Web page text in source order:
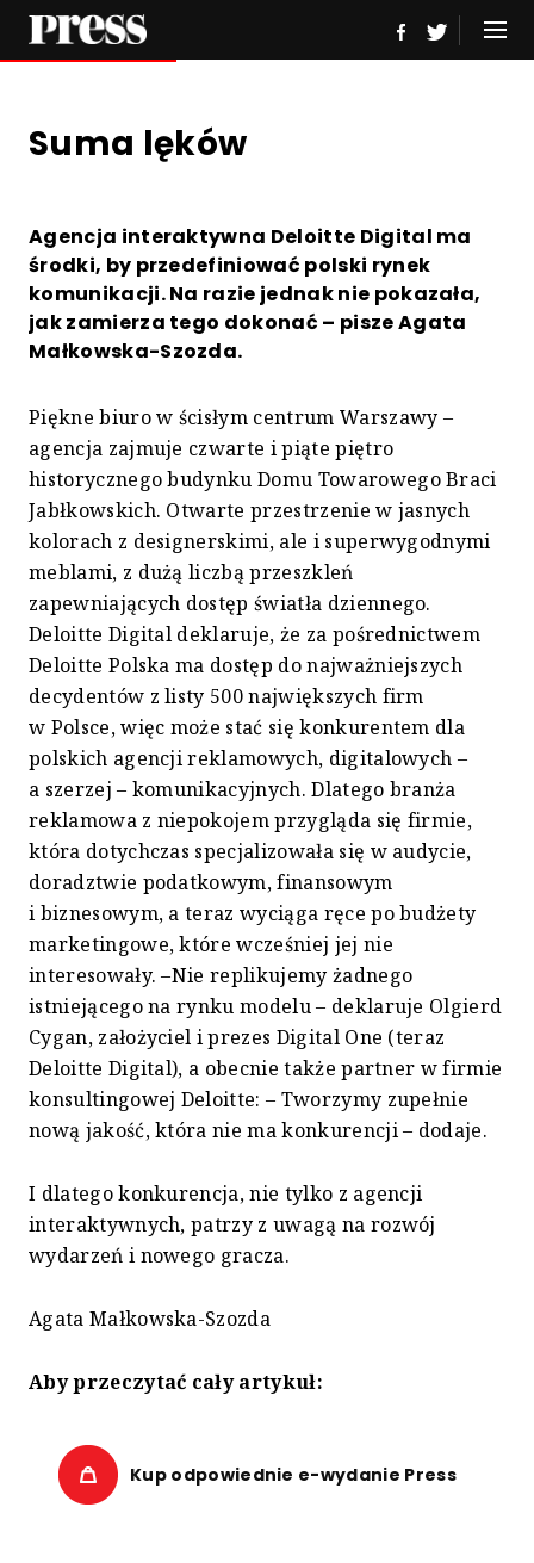
Suma lęków
Agencja interaktywna Deloitte Digital ma
środki, by przedefiniować polski rynek
komunikacji. Na razie jednak nie pokazała,
jak zamierza tego dokonać – pisze Agata
Małkowska-Szozda.
Piękne biuro w ścisłym centrum Warszawy –
agencja zajmuje czwarte i piąte piętro
historycznego budynku Domu Towarowego Braci
Jabłkowskich. Otwarte przestrzenie w jasnych
kolorach z designerskimi, ale i superwygodnymi
meblami, z dużą liczbą przeszkleń
zapewniających dostęp światła dziennego.
Deloitte Digital deklaruje, że za pośrednictwem
Deloitte Polska ma dostęp do najważniejszych
decydentów z listy 500 największych firm
w Polsce, więc może stać się konkurentem dla
polskich agencji reklamowych, digitalowych –
a szerzej – komunikacyjnych. Dlatego branża
reklamowa z niepokojem przygląda się firmie,
która dotychczas specjalizowała się w audycie,
doradztwie podatkowym, finansowym
i biznesowym, a teraz wyciąga ręce po budżety
marketingowe, które wcześniej jej nie
interesowały. –Nie replikujemy żadnego
istniejącego na rynku modelu – deklaruje Olgierd
Cygan, założyciel i prezes Digital One (teraz
Deloitte Digital), a obecnie także partner w firmie
konsultingowej Deloitte: – Tworzymy zupełnie
nową jakość, która nie ma konkurencji – dodaje.
I dlatego konkurencja, nie tylko z agencji
interaktywnych, patrzy z uwagą na rozwój
wydarzeń i nowego gracza.
Agata Małkowska-Szozda
Aby przeczytać cały artykuł:
Kup odpowiednie e-wydanie Press